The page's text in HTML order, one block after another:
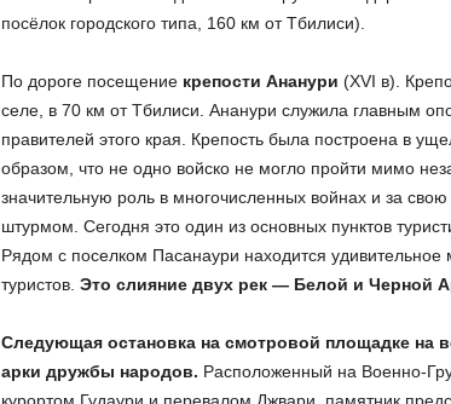
посёлок городского типа, 160 км от Тбилиси).
По дороге посещение крепости Ананури (XVI в).
селе, в 70 км от Тбилиси. Ананури служила главным
правителей этого края. Крепость была построена в
образом, что не одно войско не могло пройти мимо
значительную роль в многочисленных войнах и за
штурмом. Сегодня это один из основных пунктов
Рядом с поселком Пасанаури находится удивительное
туристов. Это слияние двух рек — Белой и Черной
Следующая остановка на смотровой площадке на
арки дружбы народов. Расположенный на Военно-